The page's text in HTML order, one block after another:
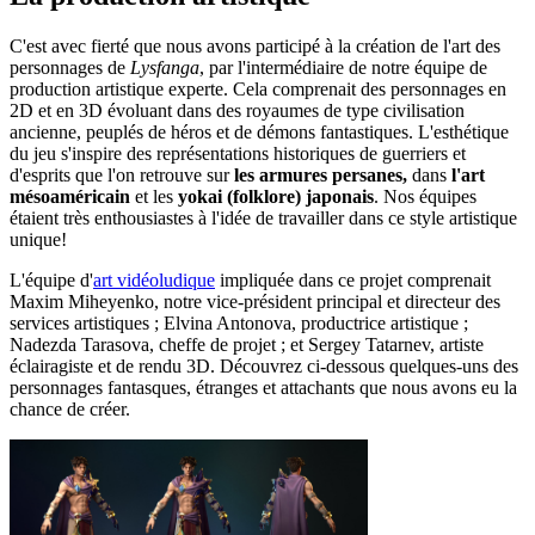
C'est avec fierté que nous avons participé à la création de l'art des
personnages de Lysfanga, par l'intermédiaire de notre équipe de
production artistique experte. Cela comprenait des personnages en
2D et en 3D évoluant dans des royaumes de type civilisation
ancienne, peuplés de héros et de démons fantastiques. L'esthétique
du jeu s'inspire des représentations historiques de guerriers et
d'esprits que l'on retrouve surles armures persanes, dans l'art
mésoaméricain et les yokai (folklore) japonais. Nos équipes
étaient très enthousiastes à l'idée de travailler dans ce style artistique
unique!
L'équipe d'art vidéoludique impliquée dans ce projet comprenait
Maxim Miheyenko, notre vice-président principal et directeur des
services artistiques ; Elvina Antonova, productrice artistique ;
Nadezda Tarasova, cheffe de projet ; et Sergey Tatarnev, artiste
éclairagiste et de rendu 3D. Découvrez ci-dessous quelques-uns des
personnages fantasques, étranges et attachants que nous avons eu la
chance de créer.